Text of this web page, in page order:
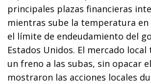
principales plazas financieras
mientras sube la temperatura
el límite de endeudamiento del
Estados Unidos. El mercado
un freno a las subas, sin opacar
mostraron las acciones locales